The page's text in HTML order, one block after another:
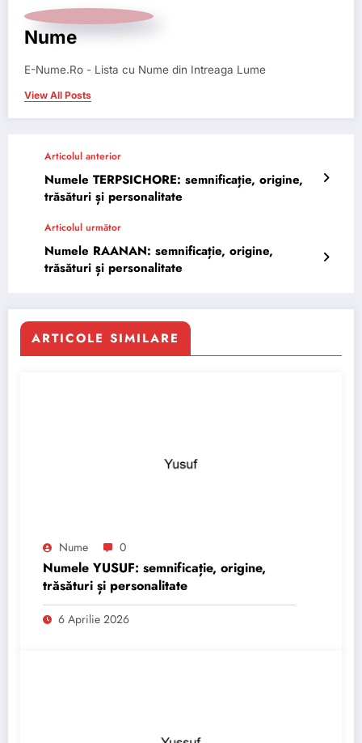
Nume
E-Nume.Ro - Lista cu Nume din Intreaga Lume
View All Posts
Articolul anterior
Numele TERPSICHORE: semnificație, origine,
trăsături și personalitate
Articolul următor
Numele RAANAN: semnificație, origine,
trăsături și personalitate
ARTICOLE SIMILARE
Nume 0
Numele YUSUF: semnificație, origine,
trăsături și personalitate
6 Aprilie 2026